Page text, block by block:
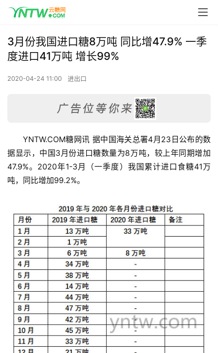
3月份我国进口糖8万吨 同比增47.9% 一季
度进口41万吨 增长99%
2020-04-24 11:00 进出口
YNTW.COM糖网讯 据中国海关总署4月23日公布的数
据显示，中国3月份进口糖数量为8万吨，较上年同期增加
47.9%。2020年1-3月（一季度）我国累计进口食糖41万
吨，同比增加99.2%。